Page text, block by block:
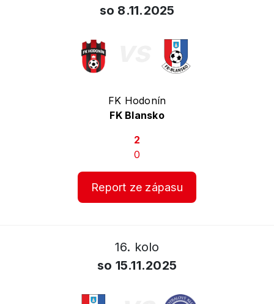
so 8.11.2025
FK Hodonín
FK Blansko
2
0
Report ze zápasu
16. kolo
so 15.11.2025